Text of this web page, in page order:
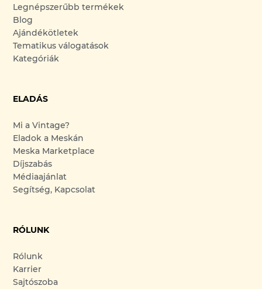
Legnépszerűbb termékek
Blog
Ajándékötletek
Tematikus válogatások
Kategóriák
ELADÁS
Mi a Vintage?
Eladok a Meskán
Meska Marketplace
Díjszabás
Médiaajánlat
Segítség, Kapcsolat
RÓLUNK
Rólunk
Karrier
Sajtószoba